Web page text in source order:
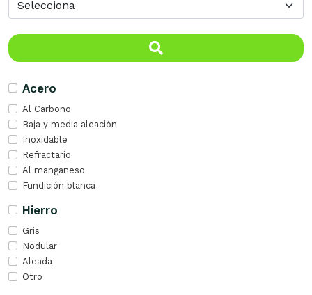
Acero
Al Carbono
Baja y media aleación
Inoxidable
Refractario
Al manganeso
Fundición blanca
Hierro
Gris
Nodular
Aleada
Otro